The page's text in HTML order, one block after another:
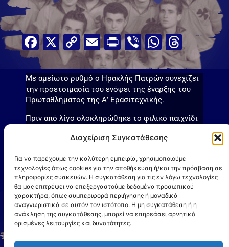
Διαχείριση Συγκατάθεσης
Για να παρέχουμε την καλύτερη εμπειρία, χρησιμοποιούμε
τεχνολογίες όπως cookies για την αποθήκευση ή/και την πρόσβαση σε
πληροφορίες συσκευών. Η συγκατάθεση για τις εν λόγω τεχνολογίες
θα μας επιτρέψει να επεξεργαστούμε δεδομένα προσωπικού
χαρακτήρα, όπως συμπεριφορά περιήγησης ή μοναδικά
αναγνωριστικά σε αυτόν τον ιστότοπο. Η μη συγκατάθεση ή η
ανάκληση της συγκατάθεσης, μπορεί να επηρεάσει αρνητικά
ορισμένες λειτουργίες και δυνατότητες.
Facebook
X Copy
Link
Email
PrintViber
Με αμείωτο ρυθμό ο Ηρακλής Πατρών συνεχίζει
την προετοιμασία του ενόψει της έναρξης του
Πρωταθλήματος της Α’ Ερασιτεχνικής.
Πριν από λίγο ολοκληρώθηκε το φιλικό παιχνίδι
Γηραιός κέρδισε 5-1.
Τέσσερα γκολ πέτυχε ο Φούντζουλας κι ένα ο
Μπόμπολας.
Η προετοιμασία συνεχίζεται καθημερινά και αυτό
το Σάββατο, 14 Σεπτεμβρίου, στις 17:30, στο
Γήπεδο της Αγυιάς η ομάδα μας στο τελευταίο
φιλικό τεστ πριν την πρεμιέρα θα αντιμετωπίσει
τον Αστέρα Λεοντίου.